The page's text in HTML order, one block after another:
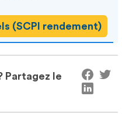
(SCPI rendement)
Partagez le